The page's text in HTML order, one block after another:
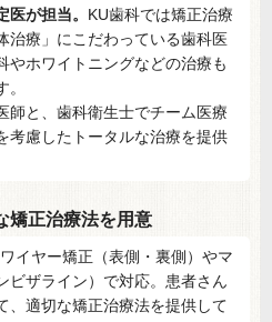
が担当。 KU歯科では矯正治療
治療」にこだわっている歯科医
やホワイトニングなどの治療も
師と、歯科衛生士でチーム医療
考慮したトータルな治療を提供
矯正治療法を用意
イヤー矯正（表側・裏側）やマ
ビザライン）で対応。患者さん
、適切な矯正治療法を提供して